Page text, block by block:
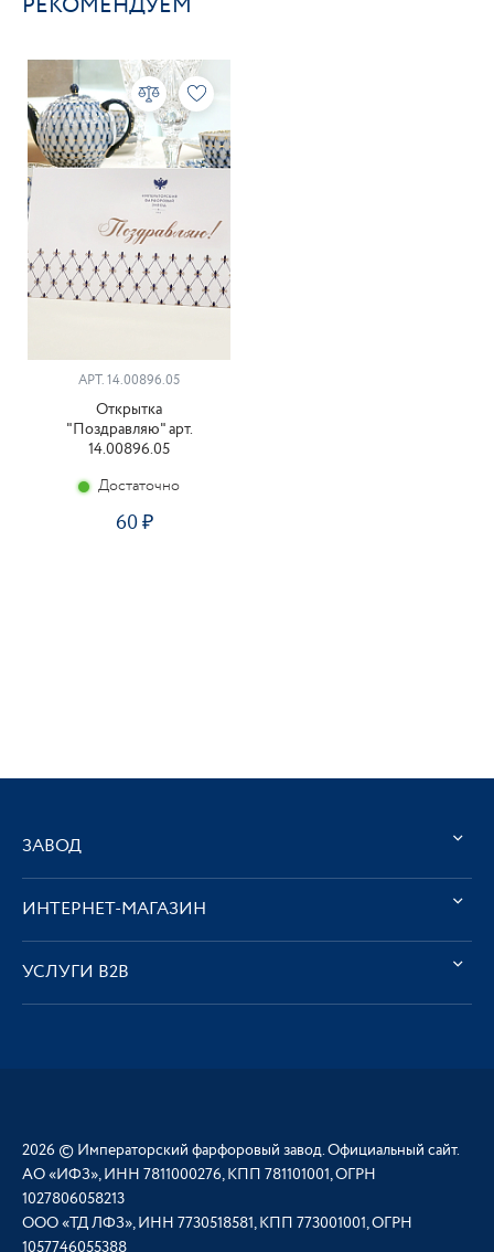
АРТ. 14.00896.05
Открытка
"Поздравляю" арт.
14.00896.05
Достаточно
60
ЗАВОД
ИНТЕРНЕТ-МАГАЗИН
УСЛУГИ В2В
2026 © Императорский фарфоровый завод. Официальный сайт.
АО «ИФЗ», ИНН 7811000276, КПП 781101001, ОГРН
1027806058213
ООО «ТД ЛФЗ», ИНН 7730518581, КПП 773001001, ОГРН